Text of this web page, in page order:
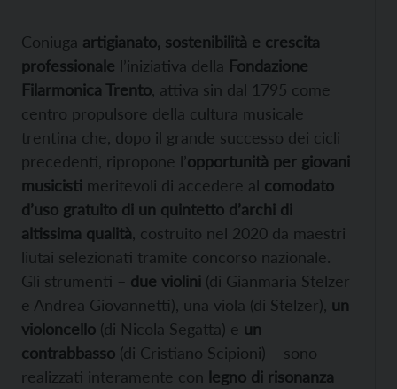
Coniuga artigianato, sostenibilità e crescita
professionale l’iniziativa della Fondazione
Filarmonica Trento , attiva sin dal 1795 come
centro propulsore della cultura musicale
trentina che, dopo il grande successo dei cicli
precedenti, ripropone l’opportunità per giovani
musicisti meritevoli di accedere al comodato
d’uso gratuito di un quintetto d’archi di
altissima qualità , costruito nel 2020 da maestri
liutai selezionati tramite concorso nazionale.
Gli strumenti – due violini (di Gianmaria Stelzer
e Andrea Giovannetti), una viola (di Stelzer), un
violoncello (di Nicola Segatta) e un
contrabbasso (di Cristiano Scipioni) – sono
realizzati interamente con legno di risonanza